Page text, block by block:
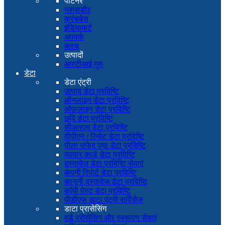
ग्लासडौर
क्रंचबेस
इंडियामार्ट
अपवर्क
क्लच
उत्पादों
आरटीआई गुरु
डेटा
डेटा एंट्री
उत्पाद डेटा प्रविष्टि
ऑनलाइन डेटा प्रविष्टि
ऑफ़लाइन डेटा प्रविष्टि
छवि डेटा प्रविष्टि
सीआरएम डेटा प्रविष्टि
वीपीएन / रिमोट डेटा प्रविष्टि
पीला सफेद पृष्ठ डेटा प्रविष्टि
व्यापार कार्ड डेटा प्रविष्टि
दस्तावेज़ डेटा प्रविष्टि सेवाएं
कंपनी रिपोर्ट डेटा प्रविष्टि
कानूनी दस्तावेज डेटा प्रविष्टि
कॉपी पेस्ट डेटा प्रविष्टि
पीडीएफ डाटा एंट्री सर्विसेज
डाटा प्रासेसिंग
वर्ड प्रोसेसिंग और स्वरूपण सेवाएं